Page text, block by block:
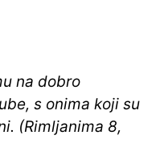
na dobro
s onima koji su
(Rimljanima 8,